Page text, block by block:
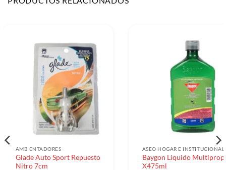
AMBIENTADORES
Glade Auto Sport Repuesto
Nitro 7cm
ASEO HOGAR E INSTITUCIONAL
Baygon Liquido
X475ml